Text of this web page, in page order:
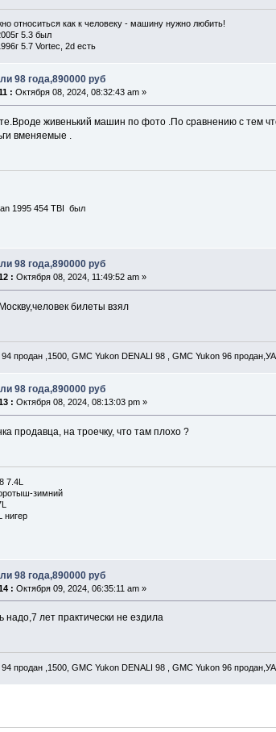
относиться как к человеку - машину нужно любить!
5.3 был
5.7 Vortec, 2d есть
98 года,890000 руб
: Октября 08, 2024, 08:32:43 am »
живенький машин по фото .По сравнению с тем
вменяемые .
1995 454 TBI был
98 года,890000 руб
: Октября 08, 2024, 11:49:52 am »
билеты взял
продан ,1500, GMC Yukon DENALI 98 , GMC Yukon 96
98 года,890000 руб
: Октября 08, 2024, 08:13:03 pm »
продавца, на троечку, что там плохо ?
7.4L
зимний
нигер
98 года,890000 руб
: Октября 09, 2024, 06:35:11 am »
надо,7 лет практически не ездила
продан ,1500, GMC Yukon DENALI 98 , GMC Yukon 96